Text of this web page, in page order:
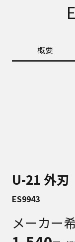
概要
U-21 外刃
ES9943
メーカー